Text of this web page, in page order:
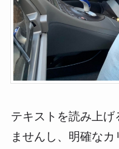
テキストを読み上げ
ませんし、明確な